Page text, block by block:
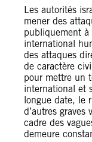
Les autorités
mener des
publiquement
international
des attaques
de caractère
pour mettre un
international et
longue date, le
d’autres
cadre des
demeure